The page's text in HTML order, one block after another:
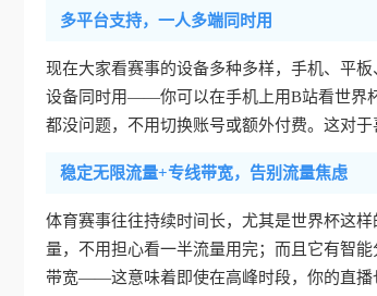
多平台支持，一人多端同时用
现在大家看赛事的设备多种多样，手机、平板
设备同时用——你可以在手机上用B站看世界
都没问题，不用切换账号或额外付费。这对
稳定无限流量+专线带宽，告别流量焦虑
体育赛事往往持续时间长，尤其是世界杯这
量，不用担心看一半流量用完；而且它有智
带宽——这意味着即使在高峰时段，你的直播